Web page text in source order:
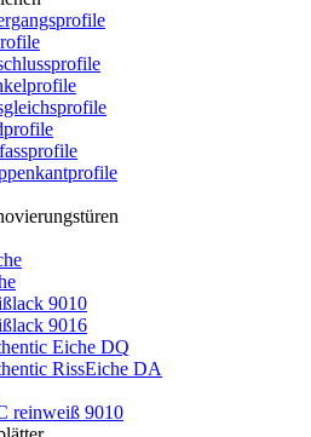
9010
9016
Eiche DQ
RissEiche DA
reinweiß 9010